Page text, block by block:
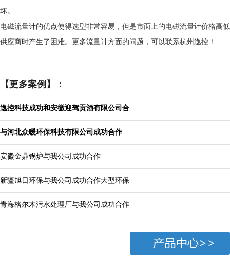
坏。
电磁流量计的优点使得选型非常容易，但是市面上的电磁流量计价格高
供应商时产生了困难。 更多流量计方面的问题，可以联系杭州逸控！
【更多案例】：
逸控科技成功和安徽迎驾贡酒有限公司合
与河北众暖环保科技有限公司成功合作
安徽金鼎锅炉与我公司成功合作
新疆旭日环保与我公司成功合作大型环保
青海格尔木污水处理厂与我公司成功合作